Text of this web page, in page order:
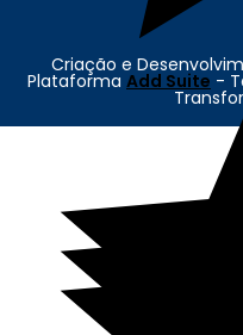
Criação e
Plataforma Add Suite -